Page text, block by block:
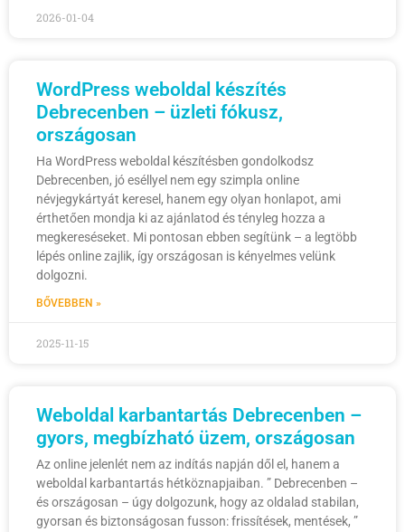
2026-01-04
WordPress weboldal készítés
Debrecenben – üzleti fókusz,
országosan
Ha WordPress weboldal készítésben gondolkodsz
Debrecenben, jó eséllyel nem egy szimpla online
névjegykártyát keresel, hanem egy olyan honlapot, ami
érthetően mondja ki az ajánlatod és tényleg hozza a
megkereséseket. Mi pontosan ebben segítünk – a legtöbb
lépés online zajlik, így országosan is kényelmes velünk
dolgozni.
BŐVEBBEN »
2025-11-15
Weboldal karbantartás Debrecenben –
gyors, megbízható üzem, országosan
Az online jelenlét nem az indítás napján dől el, hanem a
weboldal karbantartás hétköznapjaiban. ” Debrecenben –
és országosan – úgy dolgozunk, hogy az oldalad stabilan,
gyorsan és biztonságosan fusson: frissítések, mentések, ”